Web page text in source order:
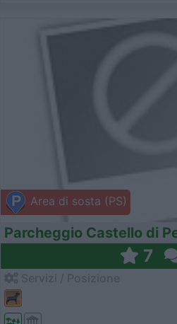
Area di sosta (PS)
Parcheggio Castello di
7